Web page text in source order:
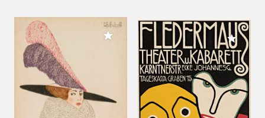
Meiner Sammlung hinzufügen Meiner